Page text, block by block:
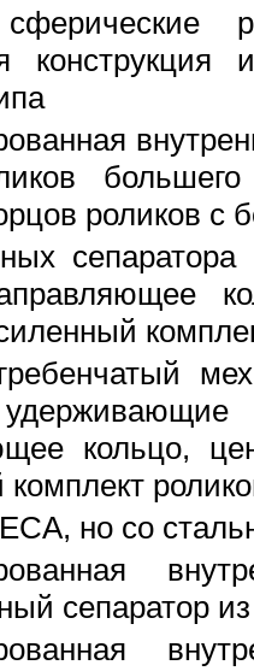
роликов с
сепаратора
кольцо,
но со
сепаратор